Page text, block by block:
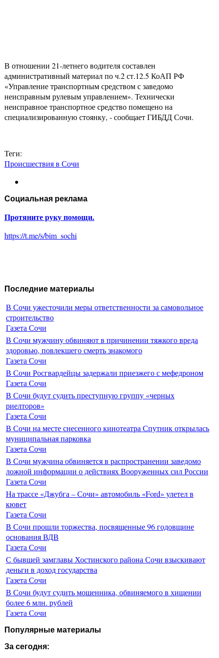
В отношении 21-летнего водителя составлен
административный материал по ч.2 ст.12.5 КоАП РФ
«Управление транспортным средством с заведомо
неисправным рулевым управлением». Технически
неисправное транспортное средство помещено на
специализированную стоянку, - сообщает ГИБДД Сочи.
Теги:
Происшествия в Сочи
Социальная реклама
Протяните руку помощи.
https://t.me/s/bim_sochi
Последние материалы
В Сочи ужесточили меры ответственности за самовольное
строительство
Газета Сочи
В Сочи мужчину обвиняют в причинении тяжкого вреда
здоровью, повлекшего смерть знакомого
Газета Сочи
В Сочи Росгвардейцы задержали приезжего с мефедроном
Газета Сочи
В Сочи будут судить преступную группу «черных
риелторов»
Газета Сочи
В Сочи на месте снесенного кинотеатра Спутник открылась
муниципальная парковка
Газета Сочи
В Сочи мужчина обвиняется в распространении заведомо
ложной информации о действиях Вооруженных сил России
Газета Сочи
На трассе «Джубга – Сочи» автомобиль «Ford» улетел в
кювет
Газета Сочи
В Сочи прошли торжества, посвященные 96 годовщине
основания ВДВ
Газета Сочи
С бывшей замглавы Хостинского района Сочи взыскивают
деньги в доход государства
Газета Сочи
В Сочи будут судить мошенника, обвиняемого в хищении
более 6 млн. рублей
Газета Сочи
Популярные материалы
За сегодня: